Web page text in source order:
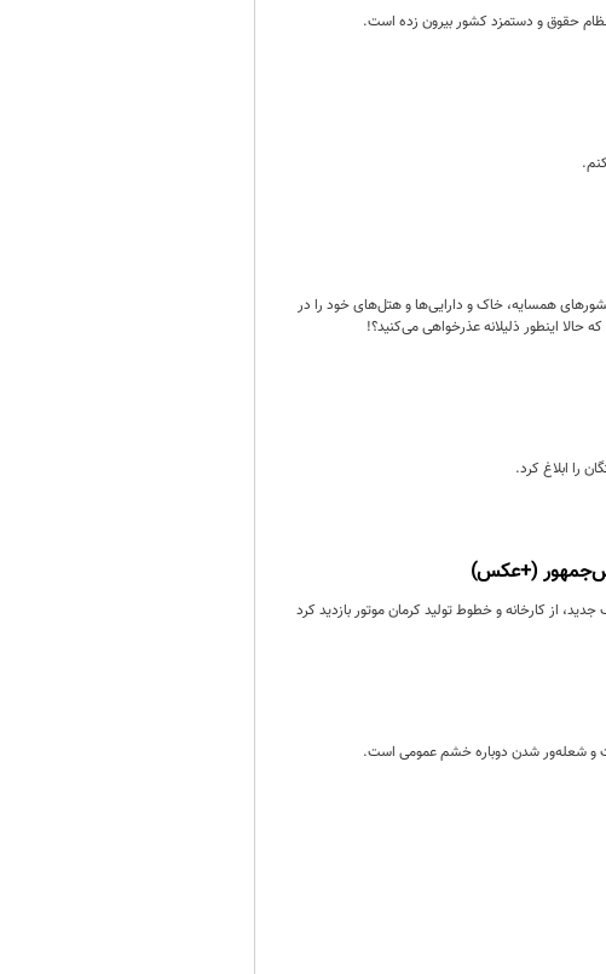
حقوق و دستمزد کشور بیرون زده است.
همسایه‌، خاک و دارایی‌ها و هتل‌های خود را در
حالا اینطور ذلیلانه عذرخواهی می‌کنید؟!
(+عکس)
از کارخانه و خطوط تولید کرمان موتور بازدید کرد
و شعله‌ور شدن دوباره خشم عمومی است.